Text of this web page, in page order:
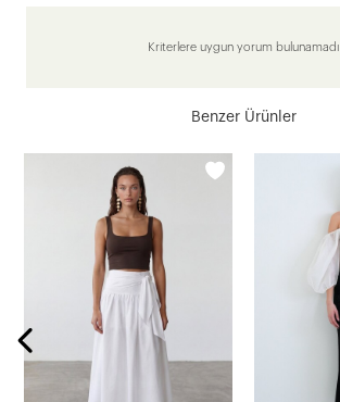
Kriterlere uygun yorum bulunamadı
Benzer Ürünler